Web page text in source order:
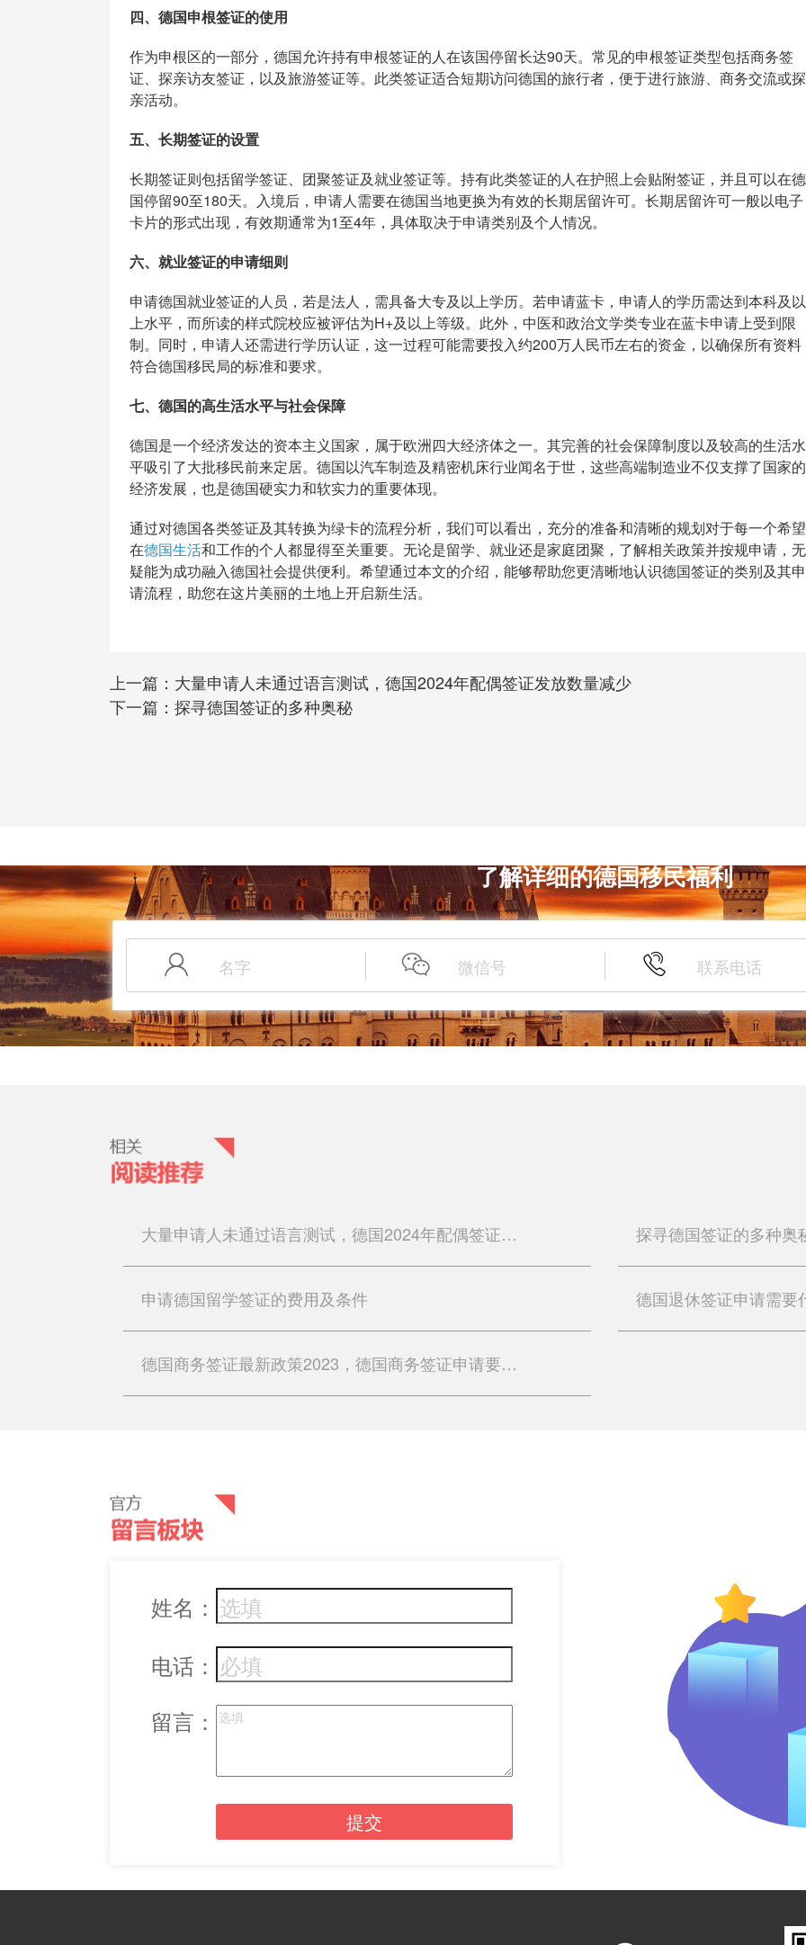
四、德国申根签证的使用
作为申根区的一部分，德国允许持有申根签证的人在该国停留长达90天。常见的申根签证类型包括商务签
证、探亲访友签证，以及旅游签证等。此类签证适合短期访问德国的旅行者，便于进行旅游、商务交流或探
亲活动。
五、长期签证的设置
长期签证则包括留学签证、团聚签证及就业签证等。持有此类签证的人在护照上会贴附签证，并且可以在德
国停留90至180天。入境后，申请人需要在德国当地更换为有效的长期居留许可。长期居留许可一般以电子
卡片的形式出现，有效期通常为1至4年，具体取决于申请类别及个人情况。
六、就业签证的申请细则
申请德国就业签证的人员，若是法人，需具备大专及以上学历。若申请蓝卡，申请人的学历需达到本科及以
上水平，而所读的样式院校应被评估为H+及以上等级。此外，中医和政治文学类专业在蓝卡申请上受到限
制。同时，申请人还需进行学历认证，这一过程可能需要投入约200万人民币左右的资金，以确保所有资料
符合德国移民局的标准和要求。
七、德国的高生活水平与社会保障
德国是一个经济发达的资本主义国家，属于欧洲四大经济体之一。其完善的社会保障制度以及较高的生活水
平吸引了大批移民前来定居。德国以汽车制造及精密机床行业闻名于世，这些高端制造业不仅支撑了国家的
经济发展，也是德国硬实力和软实力的重要体现。
通过对德国各类签证及其转换为绿卡的流程分析，我们可以看出，充分的准备和清晰的规划对于每一个希望
在德国生活和工作的个人都显得至关重要。无论是留学、就业还是家庭团聚，了解相关政策并按规申请，无
疑能为成功融入德国社会提供便利。希望通过本文的介绍，能够帮助您更清晰地认识德国签证的类别及其申
请流程，助您在这片美丽的土地上开启新生活。
上一篇： 大量申请人未通过语言测试，德国2024年配偶签证发放数量减少
下一篇： 探寻德国签证的多种奥秘
了解详细的德国移民福利
大量申请人未通过语言测试，德国2024年配偶签证发放数量减少 探寻德国签证的多种奥
申请德国留学签证的费用及条件
德国商务签证最新政策2023，德国商务签证申请要求指南
姓名：
电话：
留言：
提交